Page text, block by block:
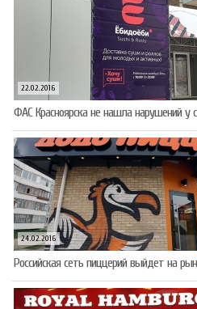
22.02.2016
ФАС Красноярска не нашла нарушений у
24.02.2016
Российская сеть пиццерий выйдет на